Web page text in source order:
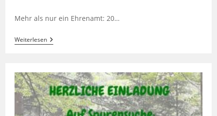
Mehr als nur ein Ehrenamt: 20…
WeiterlesenMit
Herzblut